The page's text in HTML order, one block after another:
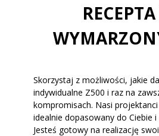
Skorzystaj z możliwości, jakie
indywidualne Z500 i raz na
kompromisach. Nasi
idealnie dopasowany do Ciebie
Jesteś gotowy na realizację